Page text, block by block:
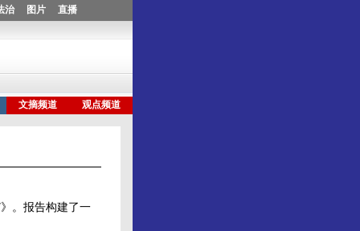
。报告构建了一